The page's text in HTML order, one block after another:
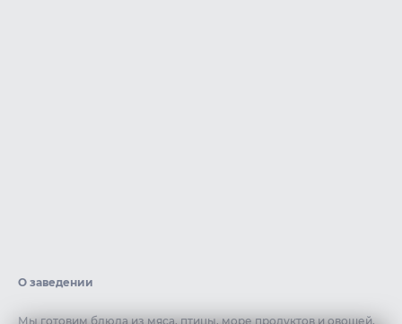
О заведении
Мы готовим блюда из мяса, птицы, море продуктов и овощей,